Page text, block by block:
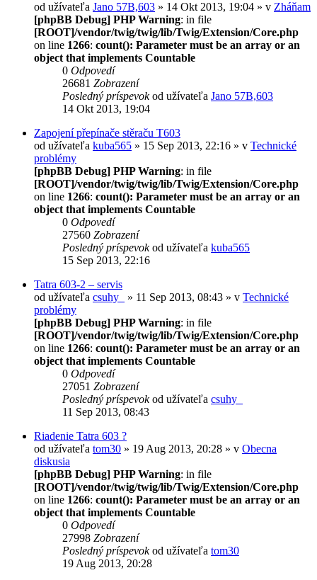
od užívateľa Jano 57B,603 » 14 Okt 2013, 19:04 » v Zháňam
[phpBB Debug] PHP Warning: in file
[ROOT]/vendor/twig/twig/lib/Twig/Extension/Core.php
on line 1266: count(): Parameter must be an array or an
object that implements Countable
0 Odpovedí
26681 Zobrazení
Posledný príspevokod užívateľa Jano 57B,603
14 Okt 2013, 19:04
Zapojení přepínače stěraču T603
od užívateľa kuba565 » 15 Sep 2013, 22:16 » v Technické
problémy
[phpBB Debug] PHP Warning: in file
[ROOT]/vendor/twig/twig/lib/Twig/Extension/Core.php
on line 1266: count(): Parameter must be an array or an
object that implements Countable
0 Odpovedí
27560 Zobrazení
Posledný príspevokod užívateľa kuba565
15 Sep 2013, 22:16
Tatra 603-2 – servis
od užívateľa csuhy_ » 11 Sep 2013, 08:43 » v Technické
problémy
[phpBB Debug] PHP Warning: in file
[ROOT]/vendor/twig/twig/lib/Twig/Extension/Core.php
on line 1266: count(): Parameter must be an array or an
object that implements Countable
0 Odpovedí
27051 Zobrazení
Posledný príspevokod užívateľa csuhy_
11 Sep 2013, 08:43
Riadenie Tatra 603 ?
od užívateľa tom30 » 19 Aug 2013, 20:28 » v Obecna
diskusia
[phpBB Debug] PHP Warning: in file
[ROOT]/vendor/twig/twig/lib/Twig/Extension/Core.php
on line 1266: count(): Parameter must be an array or an
object that implements Countable
0 Odpovedí
27998 Zobrazení
Posledný príspevokod užívateľa tom30
19 Aug 2013, 20:28